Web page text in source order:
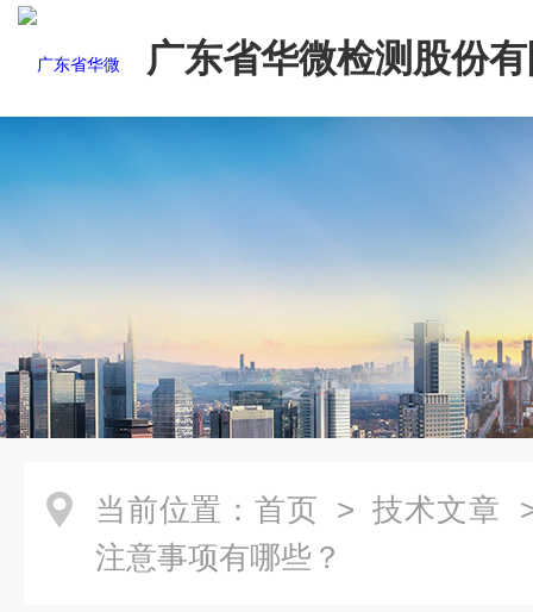
广东省华微检测股份
当前位置： 首页 > 技术文章
注意事项有哪些？